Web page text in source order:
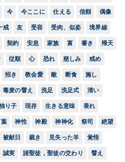
今 今ここに 仕える 信頼 偶像
戒 友 受容 受肉、似姿 境界線
契約 安息 家族 富 審き 帰天
従順 心 恐れ 慈しみ 戒め
招き 教会愛 敵 断食 施し
毒麦の譬え 洗足 洗足式 清い
り子 現存 生きる意味 畏れ
神性 神殿 神神化 祭司 絶望
被献日 裁き 見失った羊 覚悟
誠実 諸聖徒，聖徒の交わり 譬え